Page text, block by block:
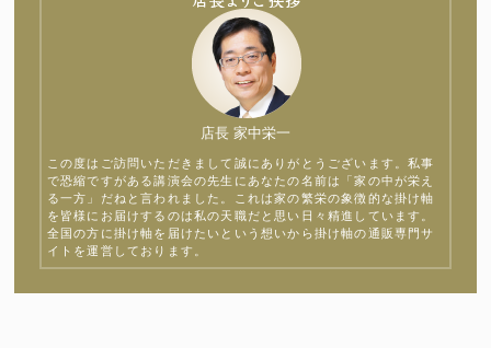
店長 家中栄一
この度はご訪問いただきまして誠にありがとうございます。私事
で恐縮ですがある講演会の先生にあなたの名前は「家の中が栄え
る一方」だねと言われました。これは家の繁栄の象徴的な掛け軸
を皆様にお届けするのは私の天職だと思い日々精進しています。
全国の方に掛け軸を届けたいという想いから掛け軸の通販専門サ
イトを運営しております。